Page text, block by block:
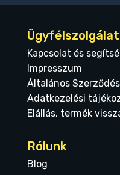
Ügyfélszolgálat
Kapcsolat és
Impresszum
Általános
Adatkezelési
Elállás, termék
Rólunk
Blog